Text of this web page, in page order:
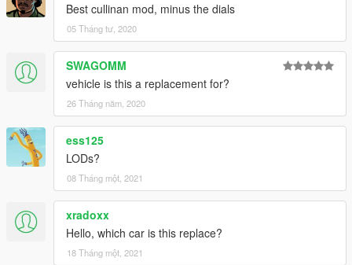
Best cullinan mod, minus the dials
05 Tháng tư, 2020
SWAGOMM
vehicle is this a replacement for?
26 Tháng năm, 2020
ess125
LODs?
08 Tháng một, 2021
xradoxx
Hello, which car is this replace?
18 Tháng một, 2021